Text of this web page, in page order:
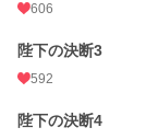
606
陛下の決断3
592
陛下の決断4